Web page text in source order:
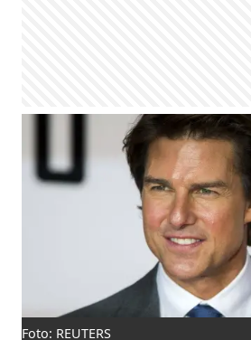
Foto: REUTERS